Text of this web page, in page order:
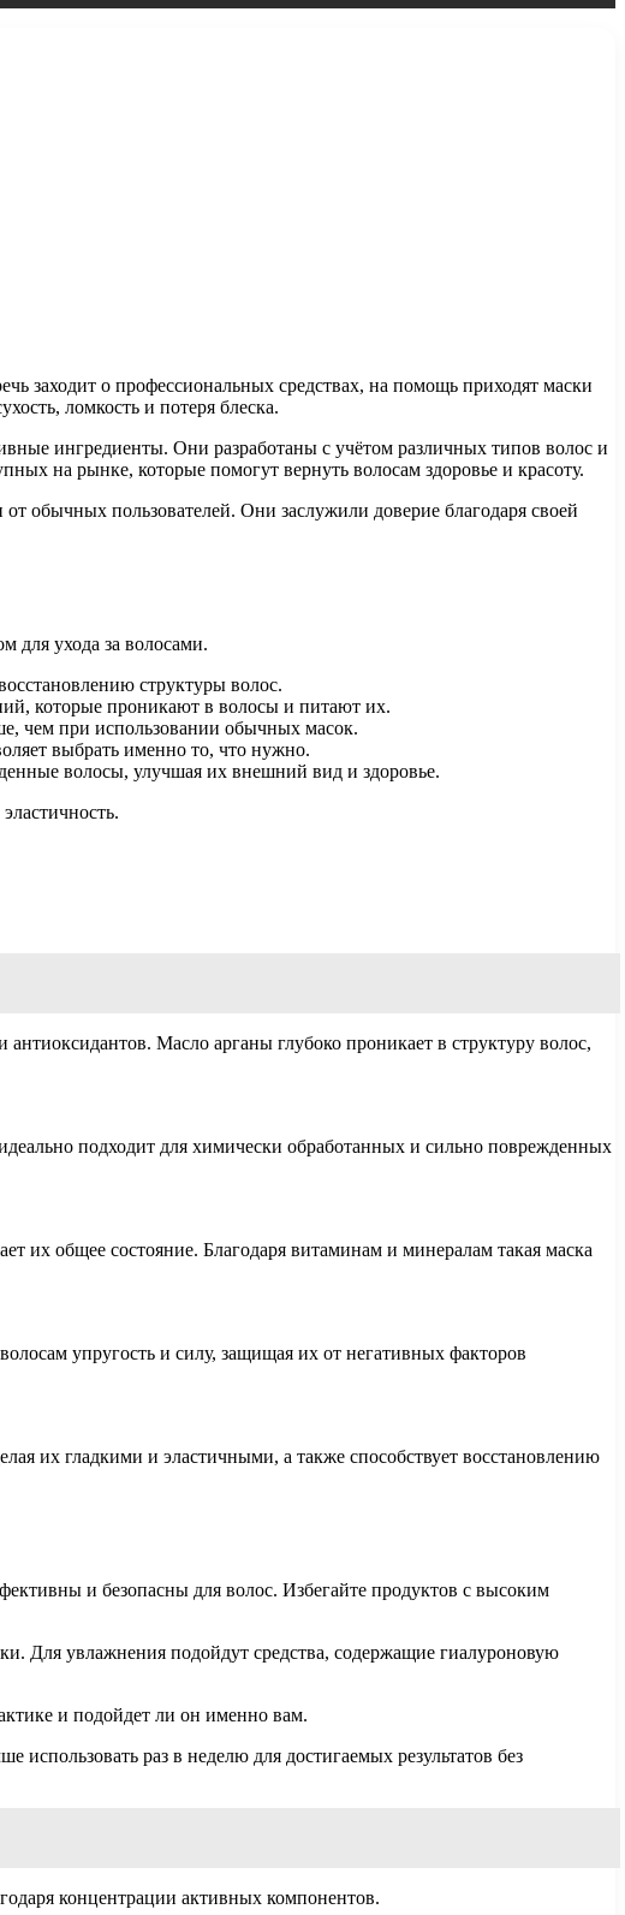
заходит о профессиональных средствах, на помощь приходят маски
ломкость и потеря блеска.
ингредиенты. Они разработаны с учётом различных типов волос и
на рынке, которые помогут вернуть волосам здоровье и красоту.
обычных пользователей. Они заслужили доверие благодаря своей
для ухода за волосами.
структуры волос.
которые проникают в волосы и питают их.
чем при использовании обычных масок.
выбрать именно то, что нужно.
волосы, улучшая их внешний вид и здоровье.
Масло арганы глубоко проникает в структуру волос,
подходит для химически обработанных и сильно поврежденных
их общее состояние. Благодаря витаминам и минералам такая маска
упругость и силу, защищая их от негативных факторов
их гладкими и эластичными, а также способствует восстановлению
и безопасны для волос. Избегайте продуктов с высоким
Для увлажнения подойдут средства, содержащие гиалуроновую
и подойдет ли он именно вам.
раз в неделю для достигаемых результатов без
концентрации активных компонентов.